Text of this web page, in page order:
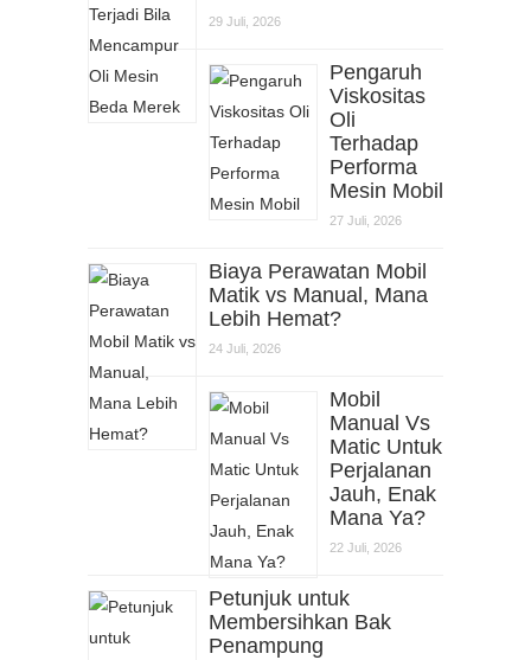
29 Juli, 2026
Pengaruh
Viskositas
Oli
Terhadap
Performa
Mesin Mobil
27 Juli, 2026
Biaya Perawatan Mobil
Matik vs Manual, Mana
Lebih Hemat?
24 Juli, 2026
Mobil
Manual Vs
Matic Untuk
Perjalanan
Jauh, Enak
Mana Ya?
22 Juli, 2026
Petunjuk untuk
Membersihkan Bak
Penampung